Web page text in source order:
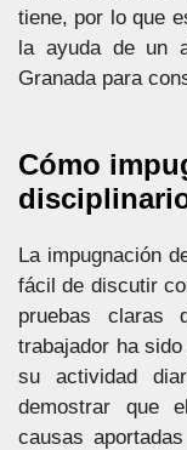
tiene, por lo que
la ayuda de un
Granada para
Cómo
La impugnación
fácil de discutir
pruebas claras
trabajador ha
su actividad
demostrar que
causas